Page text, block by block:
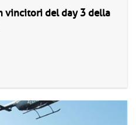
vincitori del day 3 della